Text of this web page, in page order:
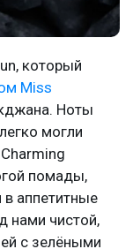
который
Miss
Ноты
могли
помады,
аппетитные
нами чистой,
с зелёными